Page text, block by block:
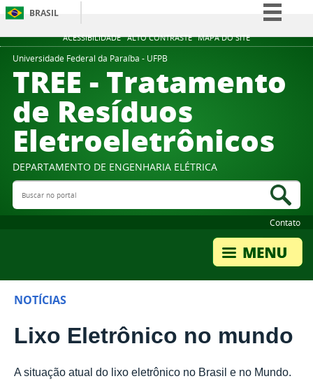
ACESSIBILIDADE ALTO CONTRASTE MAPA DO SITE
BRASIL
Simplifique!
Participe
Canais
Universidade Federal da Paraíba - UFPB
TREE - Tratamento
de Resíduos
Eletroeletrônicos
DEPARTAMENTO DE ENGENHARIA ELÉTRICA
Buscar no portal
Contato
NOTÍCIAS
Lixo Eletrônico no mundo
A situação atual do lixo eletrônico no Brasil e no Mundo.